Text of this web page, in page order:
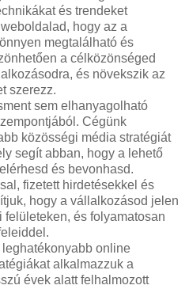
és trendeket
hogy az a
megtalálható és
a célközönséged
és növekszik az
szerezz.
sem elhanyagolható
Cégünk
közösségi média stratégiát
segít abban, hogy a lehető
és bevonhasd.
fizetett hirdetésekkel és
hogy a vállalkozásod jelen
felületeken, és folyamatosan
online
alkalmazzuk a
évek alatt felhalmozott